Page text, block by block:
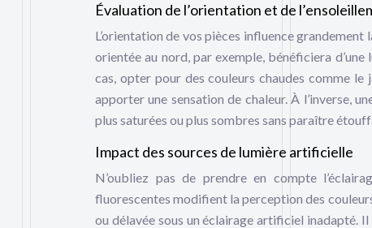
Évaluation de l’orientation et de
L’orientation de vos pièces influence
orientée au nord, par exemple, bénéficiera
cas, opter pour des couleurs chaudes comme
apporter une sensation de chaleur. À l’inverse,
plus saturées ou plus sombres sans paraître
Impact des sources de lumière artificielle
N’oubliez pas de prendre en compte
fluorescentes modifient la perception des
ou délavée sous un éclairage artificiel inadapté.